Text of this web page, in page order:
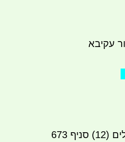
העברה בנקאית לחשבון 12230 בנק הפועלים (12) סניף 673